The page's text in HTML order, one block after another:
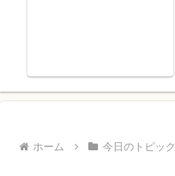
ホーム 今日のトピック